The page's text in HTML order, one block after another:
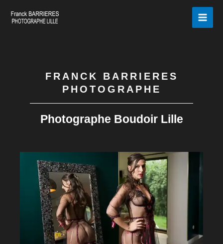
FRANCK BARRIERES
PHOTOGRAPHE
Photographe Boudoir Lille